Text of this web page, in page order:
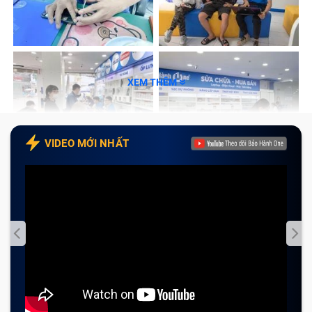
Bước 4: Dán Tem bảo hành và thanh toán
Cam kết với Khách Hàng khi sửa mainboard
laptop Msi GF63 tại Bảo Hành One
Tạm kết
Main laptop là gì?
Main laptop(hay còn gọi là mainboardhoặcbo mạch
chủ) là một bảng mạch điện tử lớn, đóng vai trò trung
quan trọng nhất, quyết định hiệu suất và khả năng hoạt
động của máy tính.
XEM THÊM
VIDEO MỚI NHẤT